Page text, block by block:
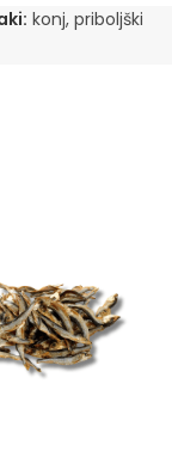
konj, priboljški